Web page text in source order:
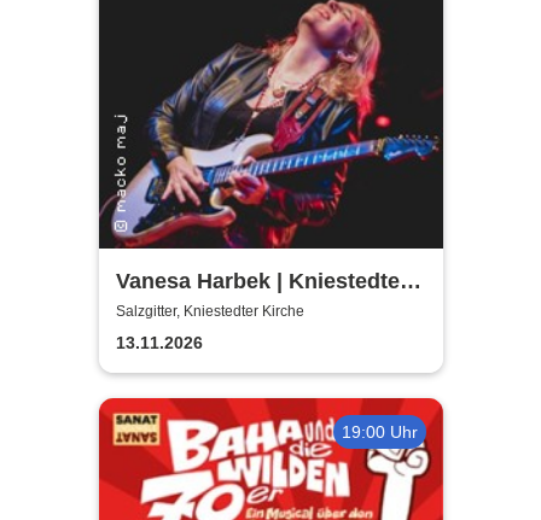
Vanesa Harbek | Kniestedter
Kirche
Salzgitter, Kniestedter Kirche
13.11.2026
19:00 Uhr